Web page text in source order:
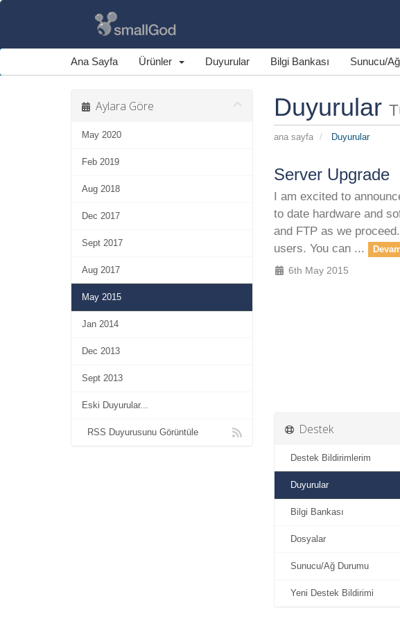
Ana Sayfa Ürünler Duyurular Bilgi Bankası Sunucu/
Duyurular
ana sayfa Duyurular
Aylara Göre
May 2020
Feb 2019
Aug 2018
Dec 2017
Sept 2017
Aug 2017
May 2015
Jan 2014
Dec 2013
Sept 2013
Eski Duyurular...
RSS Duyurusunu Görüntüle
Server Upgrade
I am excited to
to date hardware and
and FTP as we
users. You can ...
6th May 2015
Destek
Destek Bildirimlerim
Duyurular
Bilgi Bankası
Dosyalar
Sunucu/Ağ Durumu
Yeni Destek Bildirimi